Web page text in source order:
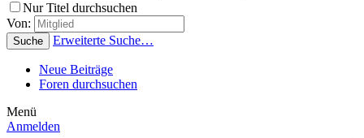
Nur Titel durchsuchen
Von:
Suche Erweiterte Suche…
Neue Beiträge
Foren durchsuchen
Menü
Anmelden